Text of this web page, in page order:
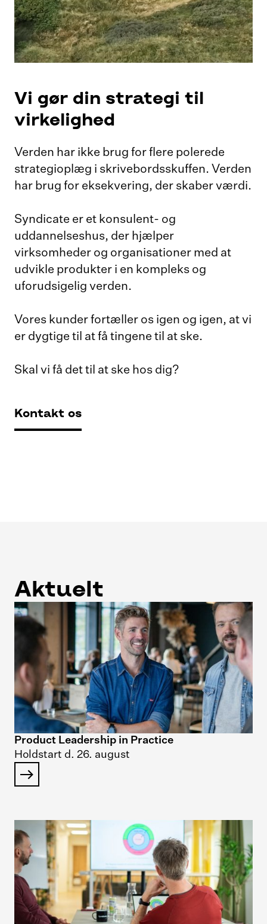
Vi gør din strategi til
virkelighed
Verden har ikke brug for flere polerede
strategioplæg i skrivebordsskuffen. Verden
har brug for eksekvering, der skaber værdi.
Syndicate er et konsulent- og
uddannelseshus, der hjælper
virksomheder og organisationer med at
udvikle produkter i en kompleks og
uforudsigelig verden.
Vores kunder fortæller os igen og igen, at vi
er dygtige til at få tingene til at ske.
Skal vi få det til at ske hos dig?
Kontakt os
Aktuelt
Product Leadership in Practice
Holdstart d. 26. august